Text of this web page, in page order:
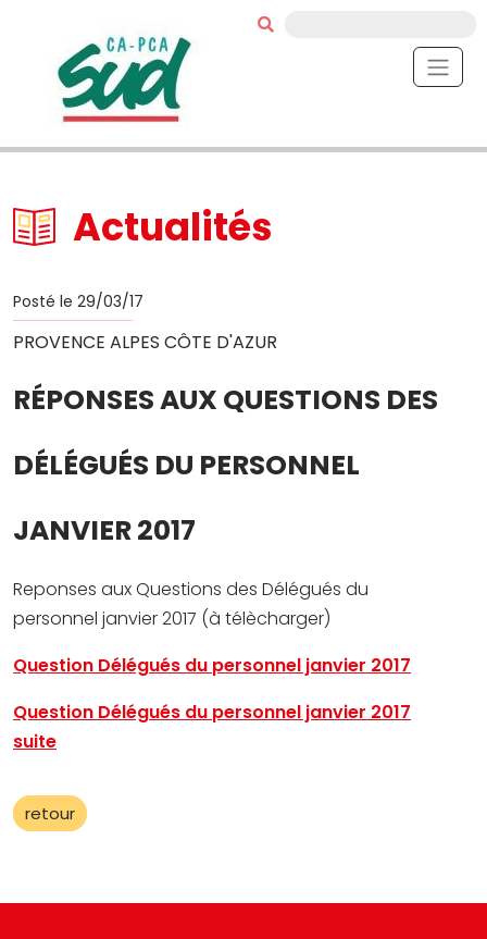
Actualités
Posté le 29/03/17
PROVENCE ALPES CÔTE D'AZUR
RÉPONSES AUX QUESTIONS DES
DÉLÉGUÉS DU PERSONNEL
JANVIER 2017
Reponses aux Questions des Délégués du
personnel janvier 2017 (à télècharger)
Question Délégués du personnel janvier 2017
Question Délégués du personnel janvier 2017
suite
retour